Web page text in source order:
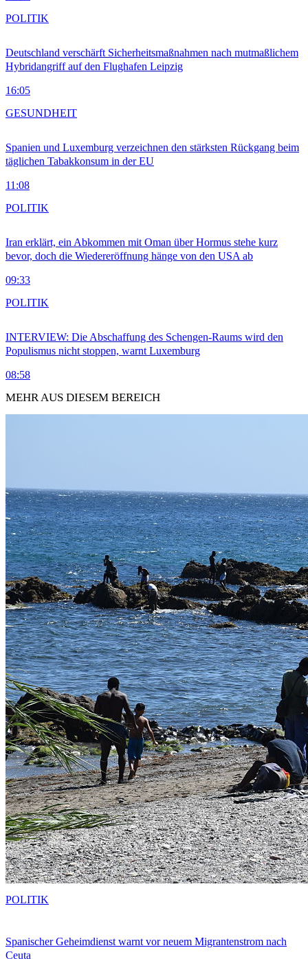
Deutschland verschärft Sicherheitsmaßnahmen nach mutmaßlichem
Hybridangriff auf den Flughafen Leipzig
16:05
POLITIK
Spanien und Luxemburg verzeichnen den stärksten Rückgang beim
täglichen Tabakkonsum in der EU
11:08
GESUNDHEIT
Iran erklärt, ein Abkommen mit Oman über Hormus stehe kurz
bevor, doch die Wiedereröffnung hänge von den USA ab
09:33
POLITIK
INTERVIEW: Die Abschaffung des Schengen-Raums wird den
Populismus nicht stoppen, warnt Luxemburg
08:58
POLITIK
MEHR AUS DIESEM BEREICH
Spanischer Geheimdienst warnt vor neuem Migrantenstrom nach
Ceuta
POLITIK